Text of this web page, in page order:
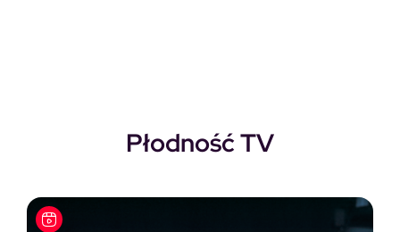
Płodność TV